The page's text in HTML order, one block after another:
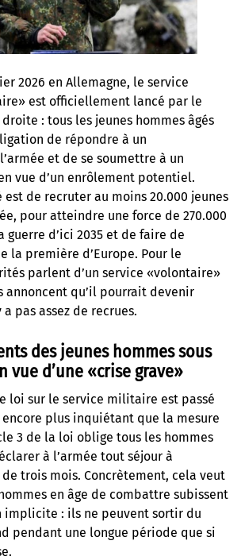
2026 en Allemagne, le service
est officiellement lancé par le
: tous les jeunes hommes âgés
de répondre à un
et de se soumettre à un
vue d’un enrôlement potentiel.
est de recruter au moins 20.000 jeunes
pour atteindre une force de 270.000
guerre d’ici 2035 et de faire de
la première d’Europe. Pour le
parlent d’un service «volontaire»
annoncent qu’il pourrait devenir
pas assez de recrues.
des jeunes hommes sous
vue d’une «crise grave»
loi sur le service militaire est passé
plus inquiétant que la mesure
3 de la loi oblige tous les hommes
à l’armée tout séjour à
de trois mois. Concrètement, cela veut
en âge de combattre subissent
implicite : ils ne peuvent sortir du
pendant une longue période que si